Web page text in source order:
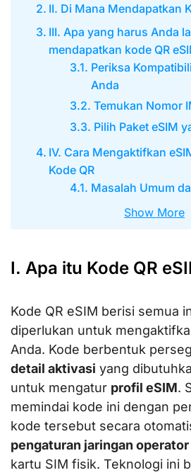
II. Di Mana Mendapatkan
III. Apa yang harus Anda
mendapatkan kode QR
Periksa
Anda
Temukan Nomor
Pilih Paket eSIM
IV. Cara Mengaktifkan
Kode QR
Masalah Umum
Show More
I. Apa itu Kode QR
Kode QR eSIM berisi semua
diperlukan untuk
Anda. Kode berbentuk
detail aktivasi yang
untuk mengatur profil eSIM.
memindai kode ini dengan
kode tersebut secara
pengaturan jaringan operator
kartu SIM fisik. Teknologi ini